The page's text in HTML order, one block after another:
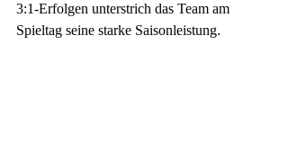
3:1-Erfolgen unterstrich das Team am
Spieltag seine starke Saisonleistung.